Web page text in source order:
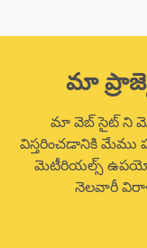
మా
మా వెబ్ సైట్ ని
విస్తరించడానికి
మెటీరియల్స్
నెలవారీ